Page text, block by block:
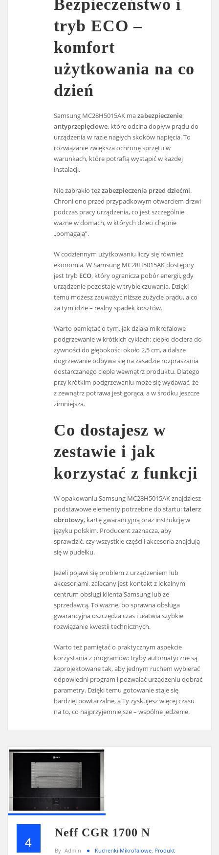
Bezpieczeństwo i
tryb ECO –
komfort
użytkowania na co
dzień
Samsung MC28H5015AK mazabezpieczenie
antyprzepięciowe, które odcina dopływ prądu do
urządzenia w razie nagłych skoków napięcia. To
rozwiązanie zwiększa ochronę sprzętu w
warunkach, które potrafią wystąpić w każdej
instalacji.
Nie zabrakło teżzabezpieczenia przed dziećmi.
Chroni ono przed przypadkowym otwarciem drzwi
podczas pracy urządzenia, co jest szczególnie
ważne w domach, w których dzieci chętnie
„pomagają”.
W codziennym użytkowaniu liczy się również
ekonomia. W Samsung MC28H5015AK dostępny
jest tryb ECO, który ogranicza pobór energii, gdy
urządzenie pozostaje w trybie czuwania. Dzięki
temu możesz zauważyć niższe zużycie prądu, a co
za tym idzie – realny spadek kosztów.
Warto pamiętać o tym, jak działa mikrofalowe
podgrzewanie w krótkich cyklach: ciepło dociera do
żywności do głębokości około 2,5 cm, a dalsze
dogrzewanie odbywa się na zasadzie rozpraszania
dostarczanego ciepła wewnątrz produktu. Dlatego
przy krótkim podgrzewaniu może się wydawać, że
z zewnątrz potrawa jest gorąca, a w środku jeszcze
zimniejsza.
Co dostajesz w
zestawie i jak
korzystać z funkcji
W opakowaniu Samsung MC28H5015AK znajdziesz
podstawowe elementy potrzebne do startu:talerz
obrotowy, kartę gwarancyjną oraz instrukcję w
języku polskim. Producent zaznacza, aby
sprawdzić, czy wszystkie części i akcesoria znajdują
się w pudełku.
Jeżeli pojawi się problem z urządzeniem lub
akcesoriami, zalecany jest kontakt z lokalnym
centrum obsługi klienta Samsung lub ze
sprzedawcą. To ważne, bo sprawna obsługa
gwarancyjna oszczędza czas i ułatwia szybkie
rozwiązanie kwestii technicznych.
Warto też pamiętać o praktycznym aspekcie
korzystania z programów: tryby automatyczne są
zaprojektowane tak, aby jednym ruchem wybierać
odpowiedni program i pozwalać urządzeniu dobrać
parametry. Dzięki temu gotowanie staje się
bardziej powtarzalne, a Ty zyskujesz więcej czasu
na to, co najprzyjemniejsze – wspólne jedzenie.
4
Neff CGR 1700 N
By Admin Kuchenki Mikrofalowe, Produkt